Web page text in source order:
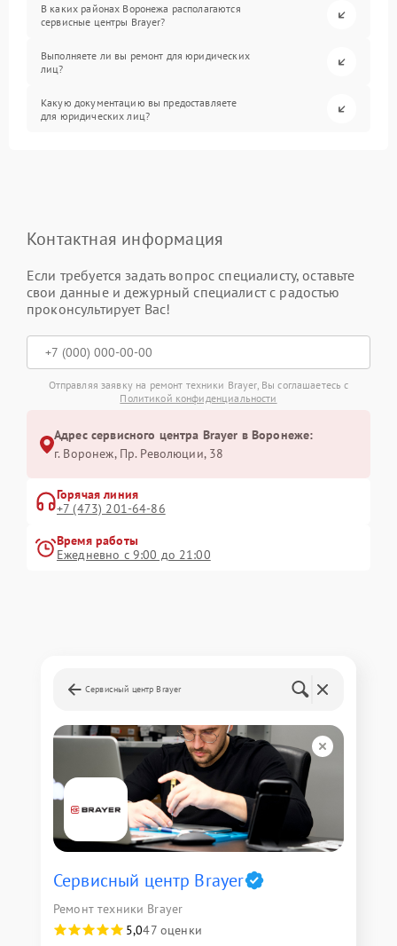
В каких районах Воронежа располагаются
сервисные центры Brayer?
Выполняете ли вы ремонт для юридических
лиц?
Какую документацию вы предоставляете
для юридических лиц?
Контактная информация
Если требуется задать вопрос специалисту, оставьте
свои данные и дежурный специалист с радостью
проконсультирует Вас!
Отправляя заявку на ремонт техники Brayer, Вы соглашаетесь с
Политикой конфиденциальности
Адрес сервисного центра Brayer в Воронеже:
г. Воронеж, Пр. Революции, 38
Горячая линия
+7 (473) 201-64-86
Время работы
Ежедневно с 9:00 до 21:00
Сервисный центр Brayer
Сервисный центр Brayer
Ремонт техники Brayer
5,047 оценки